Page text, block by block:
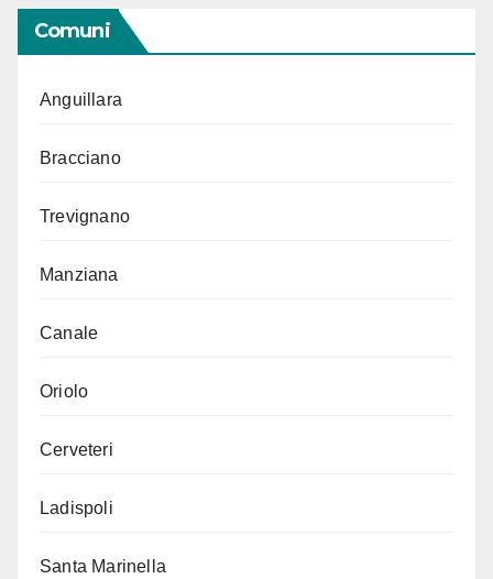
Comuni
Anguillara
Bracciano
Trevignano
Manziana
Canale
Oriolo
Cerveteri
Ladispoli
Santa Marinella